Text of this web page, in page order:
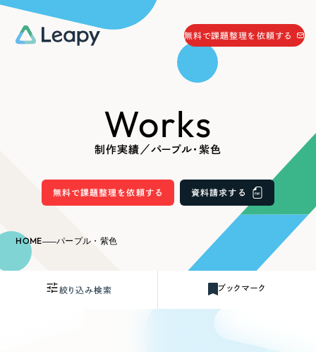
お役立ち情報
無料で課題整理を依頼する
058-215-0066
24時間受付
資料請求する
リーピーが選ばれる理由
Company
制作実績／パープル・紫色
Works
無料で課題整理を依頼する 資料請求する
HOME パープル・紫色
絞り込み検索 ブックマーク